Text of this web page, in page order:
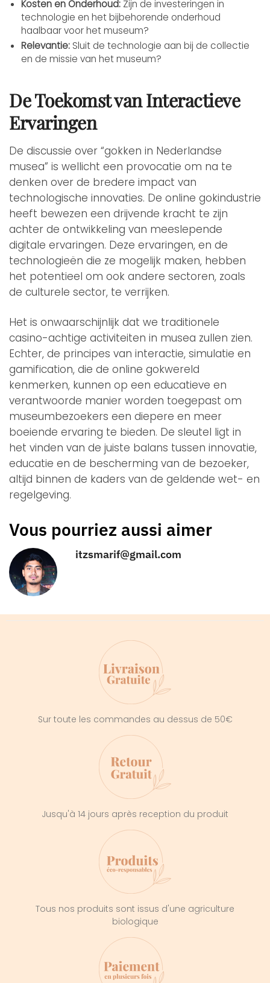
Kosten en Onderhoud: Zijn de investeringen in
technologie en het bijbehorende onderhoud
haalbaar voor het museum?
Relevantie: Sluit de technologie aan bij de collectie
en de missie van het museum?
De Toekomst van Interactieve
Ervaringen
De discussie over “gokken in Nederlandse
musea” is wellicht een provocatie om na te
denken over de bredere impact van
technologische innovaties. De online gokindustrie
heeft bewezen een drijvende kracht te zijn
achter de ontwikkeling van meeslepende
digitale ervaringen. Deze ervaringen, en de
technologieën die ze mogelijk maken, hebben
het potentieel om ook andere sectoren, zoals
de culturele sector, te verrijken.
Het is onwaarschijnlijk dat we traditionele
casino-achtige activiteiten in musea zullen zien.
Echter, de principes van interactie, simulatie en
gamification, die de online gokwereld
kenmerken, kunnen op een educatieve en
verantwoorde manier worden toegepast om
museumbezoekers een diepere en meer
boeiende ervaring te bieden. De sleutel ligt in
het vinden van de juiste balans tussen innovatie,
educatie en de bescherming van de bezoeker,
altijd binnen de kaders van de geldende wet- en
regelgeving.
Vous pourriez aussi aimer
itzsmarif@gmail.com
Sur toute les commandes au dessus de 50€
Jusqu'à 14 jours après reception du produit
Tous nos produits sont issus d'une agriculture
biologique